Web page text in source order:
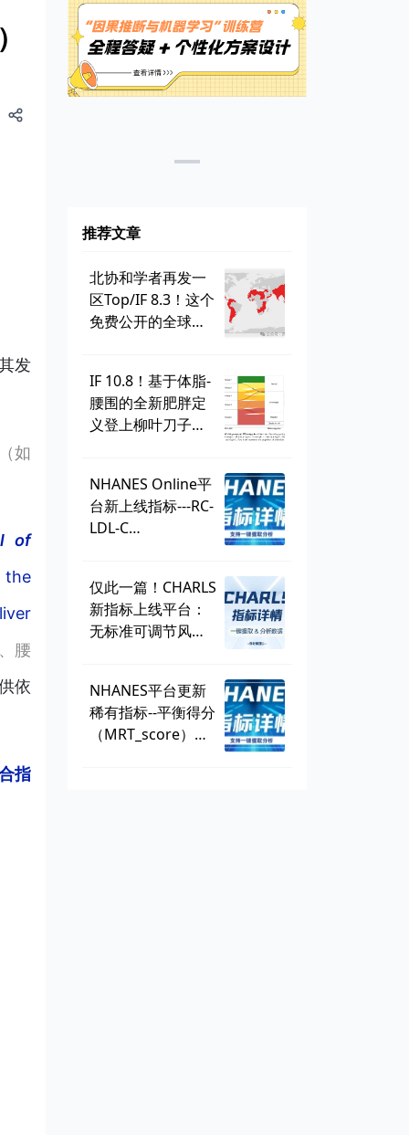
发
如
of
the
腰
依
指
推荐文章
北协和学者再发一
区Top/IF 8.3！这个
免费公开的全球学
IF 10.8！基于体脂-
腰围的全新肥胖定
义登上柳叶刀子
总
NHANES Online平
台新上线指标---RC-
LDL-C
仅此一篇！CHARLS
新指标上线平台：
无标准可调节风险
NHANES平台更新
稀有指标--平衡得分
（MRT_score），